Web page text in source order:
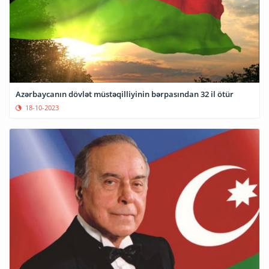
Azərbaycanın dövlət müstəqilliyinin bərpasından 32 il ötür
18-10-2023